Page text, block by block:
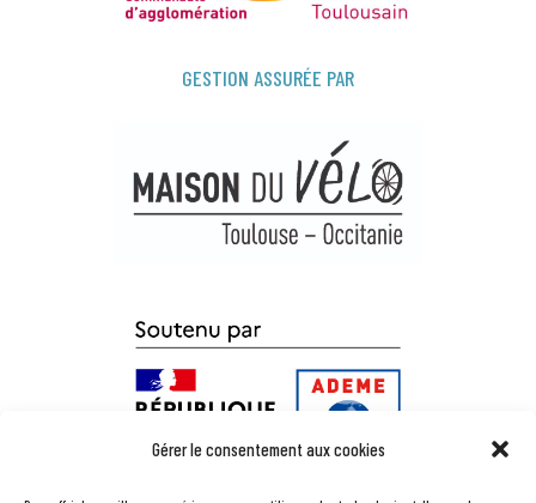
Gérer le consentement aux cookies
GESTION ASSURÉE PAR